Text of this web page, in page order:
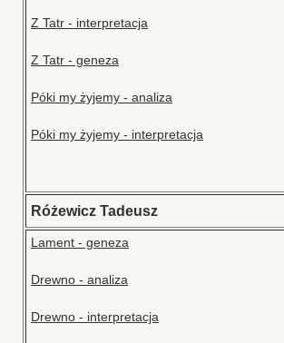
Z Tatr - interpretacja
Z Tatr - geneza
Póki my żyjemy - analiza
Póki my żyjemy - interpretacja
Różewicz Tadeusz
Lament - geneza
Drewno - analiza
Drewno - interpretacja